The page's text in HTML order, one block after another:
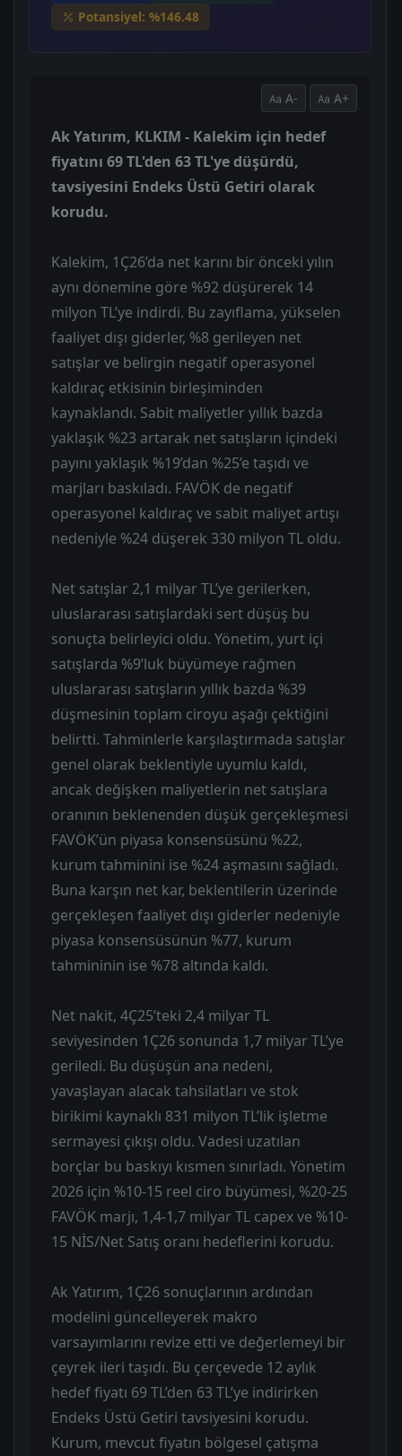
Potansiyel: %146.48
A- A+
Ak Yatırım, KLKIM - Kalekim için hedef
fiyatını 69 TL'den 63 TL'ye düşürdü,
tavsiyesini Endeks Üstü Getiri olarak
korudu.
Kalekim, 1Ç26’da net karını bir önceki yılın
aynı dönemine göre %92 düşürerek 14
milyon TL’ye indirdi. Bu zayıflama, yükselen
faaliyet dışı giderler, %8 gerileyen net
satışlar ve belirgin negatif operasyonel
kaldıraç etkisinin birleşiminden
kaynaklandı. Sabit maliyetler yıllık bazda
yaklaşık %23 artarak net satışların içindeki
payını yaklaşık %19’dan %25’e taşıdı ve
marjları baskıladı. FAVÖK de negatif
operasyonel kaldıraç ve sabit maliyet artışı
nedeniyle %24 düşerek 330 milyon TL oldu.
Net satışlar 2,1 milyar TL’ye gerilerken,
uluslararası satışlardaki sert düşüş bu
sonuçta belirleyici oldu. Yönetim, yurt içi
satışlarda %9’luk büyümeye rağmen
uluslararası satışların yıllık bazda %39
düşmesinin toplam ciroyu aşağı çektiğini
belirtti. Tahminlerle karşılaştırmada satışlar
genel olarak beklentiyle uyumlu kaldı,
ancak değişken maliyetlerin net satışlara
oranının beklenenden düşük gerçekleşmesi
FAVÖK’ün piyasa konsensüsünü %22,
kurum tahminini ise %24 aşmasını sağladı.
Buna karşın net kar, beklentilerin üzerinde
gerçekleşen faaliyet dışı giderler nedeniyle
piyasa konsensüsünün %77, kurum
tahmininin ise %78 altında kaldı.
Net nakit, 4Ç25’teki 2,4 milyar TL
seviyesinden 1Ç26 sonunda 1,7 milyar TL’ye
geriledi. Bu düşüşün ana nedeni,
yavaşlayan alacak tahsilatları ve stok
birikimi kaynaklı 831 milyon TL’lik işletme
sermayesi çıkışı oldu. Vadesi uzatılan
borçlar bu baskıyı kısmen sınırladı. Yönetim
2026 için %10-15 reel ciro büyümesi, %20-25
FAVÖK marjı, 1,4-1,7 milyar TL capex ve %10-
15 NİS/Net Satış oranı hedeflerini korudu.
Ak Yatırım, 1Ç26 sonuçlarının ardından
modelini güncelleyerek makro
varsayımlarını revize etti ve değerlemeyi bir
çeyrek ileri taşıdı. Bu çerçevede 12 aylık
hedef fiyatı 69 TL’den 63 TL’ye indirirken
Endeks Üstü Getiri tavsiyesini korudu.
Kurum, mevcut fiyatın bölgesel çatışma